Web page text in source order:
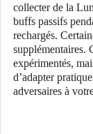
collecter de la
buffs passifs
rechargés.
supplémentaires.
expérimentés,
d’adapter
adversaires à